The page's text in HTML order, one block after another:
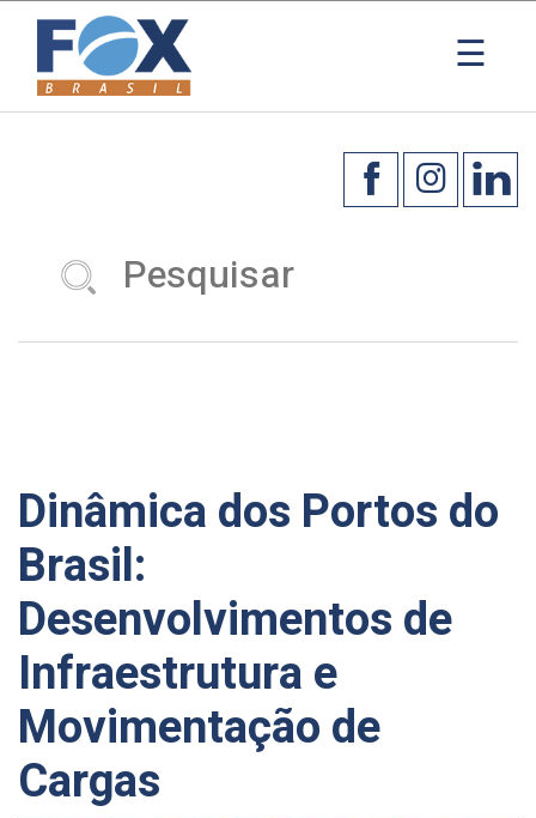
☰×
Dinâmica dos Portos do
Brasil:
Desenvolvimentos de
Infraestrutura e
Movimentação de
Cargas